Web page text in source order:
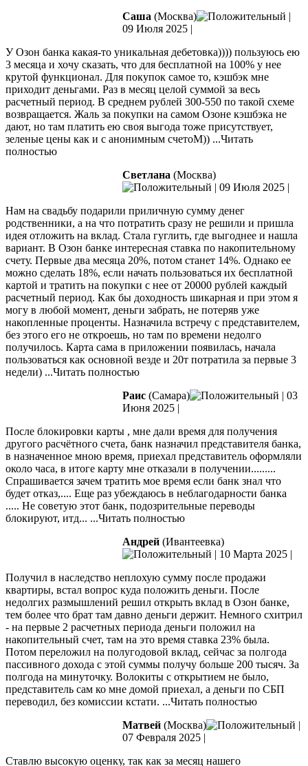
Саша (Москва)
|
09 Июля 2025 |
У Озон банка какая-то уникальная дебетовка)))) пользуюсь ею
3 месяца и хочу сказать, что для бесплатной на 100% у нее
крутой функционал. Для покупок самое то, кэшбэк мне
приходит деньгами. Раз в месяц целой суммой за весь
расчетный период. В среднем рублей 300-550 по такой схеме
возвращается. Жаль за покупки на самом Озоне кэшбэка не
дают, но там платить ею своя выгода тоже присутствует,
зеленые цены как и с анонимным счетоМ)) ...Читать
полностью
Светлана (Москва)
| 09 Июля 2025 |
Нам на свадьбу подарили приличную сумму денег
родственники, а на что потратить сразу не решили и пришла
идея отложить на вклад. Стала гуглить, где выгоднее и нашла
вариант. В Озон банке интересная ставка по накопительному
счету. Первые два месяца 20%, потом станет 14%. Однако ее
можно сделать 18%, если начать пользоваться их бесплатной
картой и тратить на покупки с нее от 20000 рублей каждый
расчетный период. Как бы доходность шикарная и при этом я
могу в любой момент, деньги забрать, не потеряв уже
накопленные проценты. Назначила встречу с представителем,
без этого его не откроешь, но там по времени недолго
получилось. Карта сама в приложении появилась, начала
пользоваться как основной везде и 20т потратила за первые 3
недели) ...Читать полностью
Раис (Самара) | 03
Июня 2025 |
После блокировки карты , мне дали время для получения
другого расчётного счета, банк назначил представителя банка,
в назначенное мною время, приехал представитель оформляли
около часа, в итоге карту мне отказали в получении.........
Спрашивается зачем тратить мое время если банк знал что
будет отказ,.... Еще раз убеждаюсь в неблагодарности банка
..... Не советую этот банк, подозрительные переводы
блокируют, итд... ...Читать полностью
Андрей (Ивантеевка)
| 10 Марта 2025 |
Получил в наследство неплохую сумму после продажи
квартиры, встал вопрос куда положить деньги. После
недолгих размышлений решил открыть вклад в Озон банке,
тем более что брат там давно деньги держит. Немного схитрил
- на первые 2 расчетных периода деньги положил на
накопительный счет, там на это время ставка 23% была.
Потом переложил на полугодовой вклад, сейчас за полгода
пассивного дохода с этой суммы получу больше 200 тысяч. За
полгода на минуточку. Волокиты с открытием не было,
представитель сам ко мне домой приехал, а деньги по СБП
переводил, без комиссии кстати. ...Читать полностью
Матвей (Москва)
|
07 Февраля 2025 |
Ставлю высокую оценку, так как за месяц нашего